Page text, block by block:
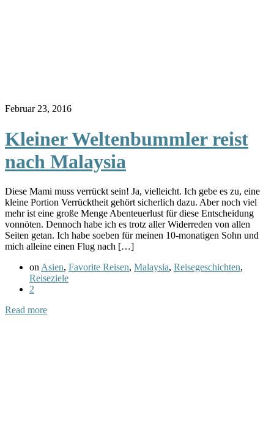
Februar 23, 2016
Kleiner Weltenbummler reist
nach Malaysia
Diese Mami muss verrückt sein! Ja, vielleicht. Ich gebe es zu, eine
kleine Portion Verrücktheit gehört sicherlich dazu. Aber noch viel
mehr ist eine große Menge Abenteuerlust für diese Entscheidung
vonnöten. Dennoch habe ich es trotz aller Widerreden von allen
Seiten getan. Ich habe soeben für meinen 10-monatigen Sohn und
mich alleine einen Flug nach […]
on Asien, Favorite Reisen, Malaysia, Reisegeschichten,
Reiseziele
2
Read more